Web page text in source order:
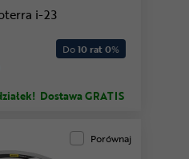
i-23
Do10 rat 0%
Dostawa GRATIS
Porównaj